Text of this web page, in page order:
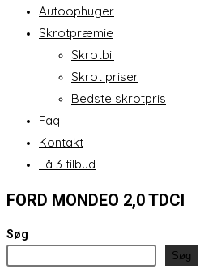
Autoophuger
Skrotpræmie
Skrotbil
Skrot priser
Bedste skrotpris
Faq
Kontakt
Få 3 tilbud
FORD MONDEO 2,0 TDCI
Søg
Søg